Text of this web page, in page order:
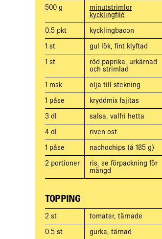
500 g
minutstrimlor
kycklingfilé
0.5 pkt
kycklingbacon
1 st
gul lök, fint klyftad
1 st
röd paprika, urkärnad
och strimlad
1 msk
olja till stekning
1 påse
kryddmix fajitas
3 dl
salsa, valfri hetta
4 dl
riven ost
1 påse
nachochips (á 185 g)
2 portioner
ris, se förpackning för
mängd
TOPPING
2 st
tomater, tärnade
0.5 st
gurka, tärnad